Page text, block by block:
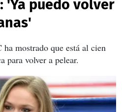
'Ya puedo volver
mostrado que está al cien
para volver a pelear.